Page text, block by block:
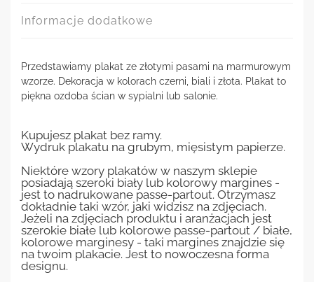
Informacje dodatkowe
Przedstawiamy plakat ze złotymi pasami na marmurowym
wzorze. Dekoracja w kolorach czerni, biali i złota. Plakat to
piękna ozdoba ścian w sypialni lub salonie.
Kupujesz plakat bez ramy.
Wydruk plakatu na grubym, mięsistym papierze.
Niektóre wzory plakatów w naszym sklepie
posiadają szeroki biały lub kolorowy margines -
jest to nadrukowane passe-partout. Otrzymasz
dokładnie taki wzór, jaki widzisz na zdjęciach.
Jeżeli na zdjęciach produktu i aranżacjach jest
szerokie białe lub kolorowe passe-partout / białe,
kolorowe marginesy - taki margines znajdzie się
na twoim plakacie. Jest to nowoczesna forma
designu.